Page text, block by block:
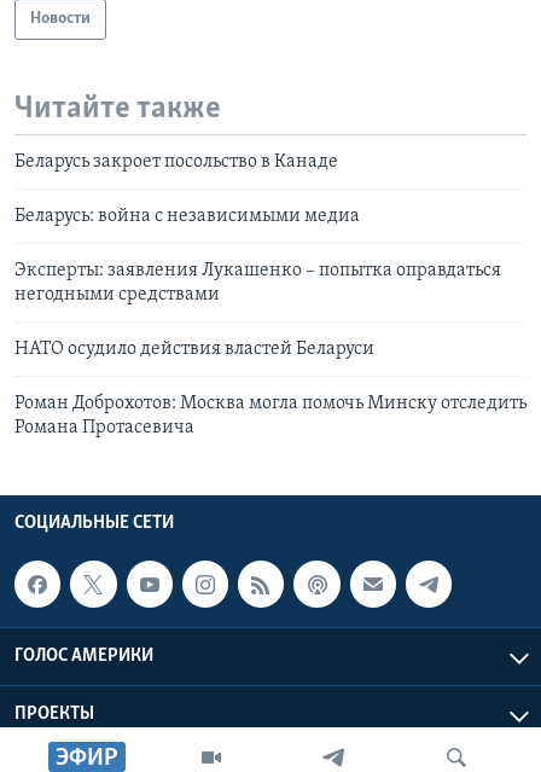
ЭФИР
Новости
Читайте также
Беларусь закроет посольство в Канаде
Беларусь: война с независимыми медиа
Эксперты: заявления Лукашенко – попытка оправдаться
негодными средствами
НАТО осудило действия властей Беларуси
Роман Доброхотов: Москва могла помочь Минску отследить
Романа Протасевича
СОЦИАЛЬНЫЕ СЕТИ
ГОЛОС АМЕРИКИ
ПРОЕКТЫ